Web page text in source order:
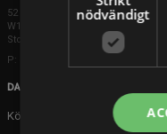
52 Brook Street
W1K 5DS London
Storbritannien
P: +44 203 608 8181
DANMARK
Köpenhamn
nödvändigt